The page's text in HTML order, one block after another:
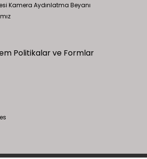
Kamera Aydınlatma Beyanı
Politikalar ve Formlar